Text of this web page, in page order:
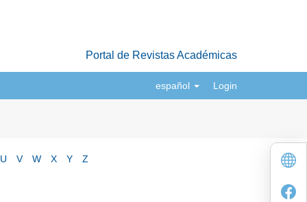
Portal de Revistas Académicas
español Login
U V W X Y Z